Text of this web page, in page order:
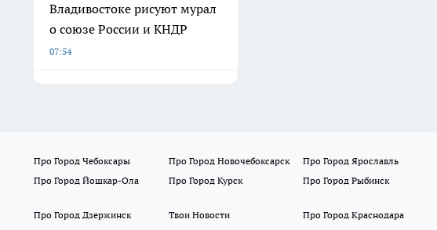
Владивостоке рисуют мурал
о союзе России и КНДР
07:54
Про Город Чебоксары Про Город Новочебоксарск Про Город Ярославль
Про Город Йошкар-Ола
Про Город Курск Про Город Рыбинск
Про Город Дзержинск
Твои Новости Про Город Краснодара